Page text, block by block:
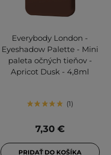
Everybody London -
Eyeshadow Palette - Mini
paleta očných tieňov -
Apricot Dusk - 4,8ml
1
7,30 €
PRIDAŤ DO KOŠÍKA